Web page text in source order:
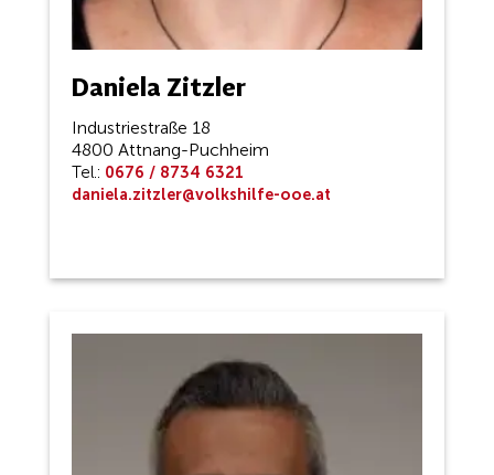
Daniela Zitzler
Industriestraße 18
4800 Attnang-Puchheim
Tel.: 0676 / 8734 6321
daniela.zitzler@volkshilfe-ooe.at